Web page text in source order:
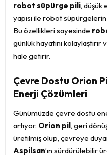
robot süpürge pili, düşük
yapısı ile robot süpürgelerin
Bu özellikleri sayesinde
günlük hayatını
hale getirir.
Çevre Dostu Orion
Enerji Çözümleri
Günümüzde çevre dostu
artıyor. Orion pil, geri
üretilmiş olup, çevreye
Aspilsan’ın sürdürülebilir